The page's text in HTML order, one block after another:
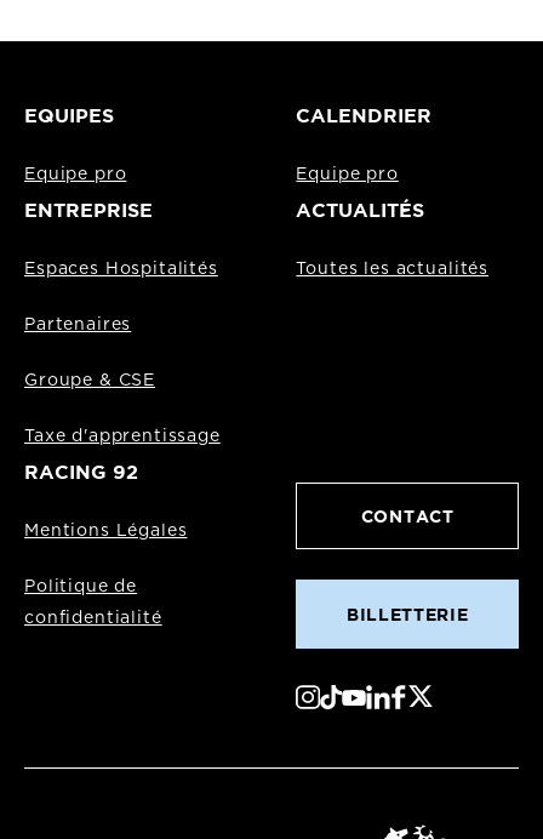
EQUIPES
Equipe pro
CALENDRIER
Equipe pro
ENTREPRISE
Espaces Hospitalités
Partenaires
Groupe & CSE
Taxe d'apprentissage
ACTUALITÉS
Toutes les actualités
RACING 92
Mentions Légales
Politique de
confidentialité
CONTACT
BILLETTERIE